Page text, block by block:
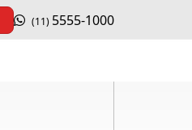
(11) 5555-1000